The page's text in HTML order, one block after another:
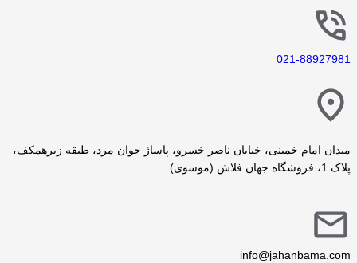
021-88927981
میدان امام خمینی، خیابان ناصر خسرو، پاساژ جوان مرد، طبقه زیرهمکف،
پلاک 1، فروشگاه جهان فلاش (موسوی)
info@jahanbama.com